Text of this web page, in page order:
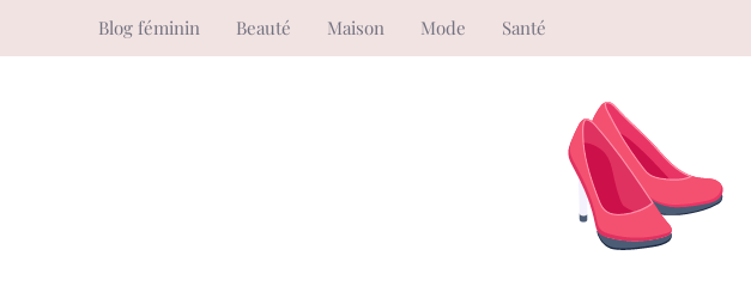
au
Blog féminin Beauté Maison Mode Santé